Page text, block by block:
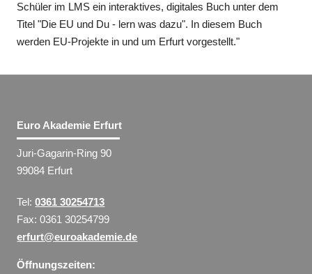
Schüler im LMS ein interaktives, digitales Buch unter dem
Titel "Die EU und Du - lern was dazu". In diesem Buch
werden EU-Projekte in und um Erfurt vorgestellt."
Euro Akademie Erfurt
Juri-Gagarin-Ring 90
99084 Erfurt
Tel:0361 30254713
Fax: 0361 30254799
erfurt@euroakademie.de
Öffnungszeiten: